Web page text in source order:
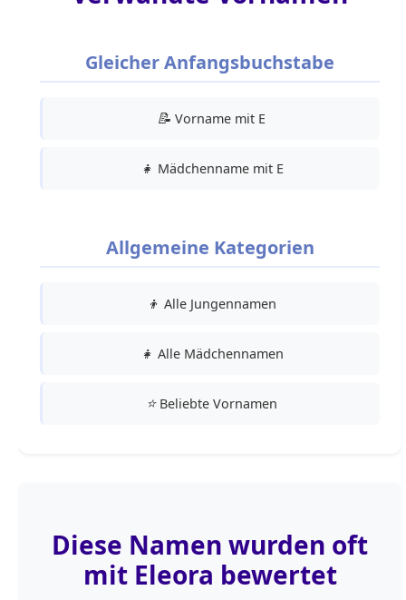
Gleicher Anfangsbuchstabe
📝 Vorname mit E
👧 Mädchenname mit E
Allgemeine Kategorien
👦 Alle Jungennamen
👧 Alle Mädchennamen
⭐Beliebte Vornamen
Diese Namen wurden oft
mit Eleora bewertet